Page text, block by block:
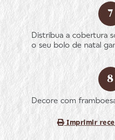
Distribua a cobertura
o seu bolo de natal
Decore com
Imprimir